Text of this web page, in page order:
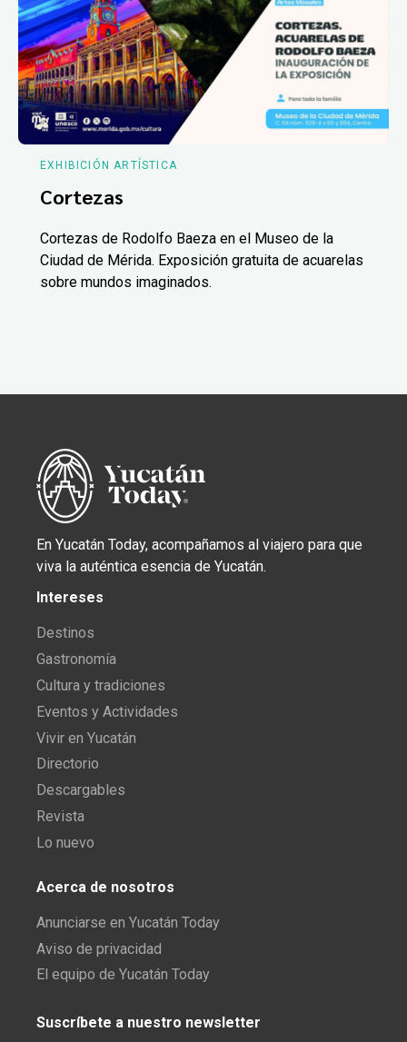
EXHIBICIÓN ARTÍSTICA
Cortezas
Cortezas de Rodolfo Baeza en el Museo de la
Ciudad de Mérida. Exposición gratuita de acuarelas
sobre mundos imaginados.
En Yucatán Today, acompañamos al viajero para que
viva la auténtica esencia de Yucatán.
Intereses
Destinos
Gastronomía
Cultura y tradiciones
Eventos y Actividades
Vivir en Yucatán
Directorio
Descargables
Revista
Lo nuevo
Acerca de nosotros
Anunciarse en Yucatán Today
Aviso de privacidad
El equipo de Yucatán Today
Suscríbete a nuestro newsletter